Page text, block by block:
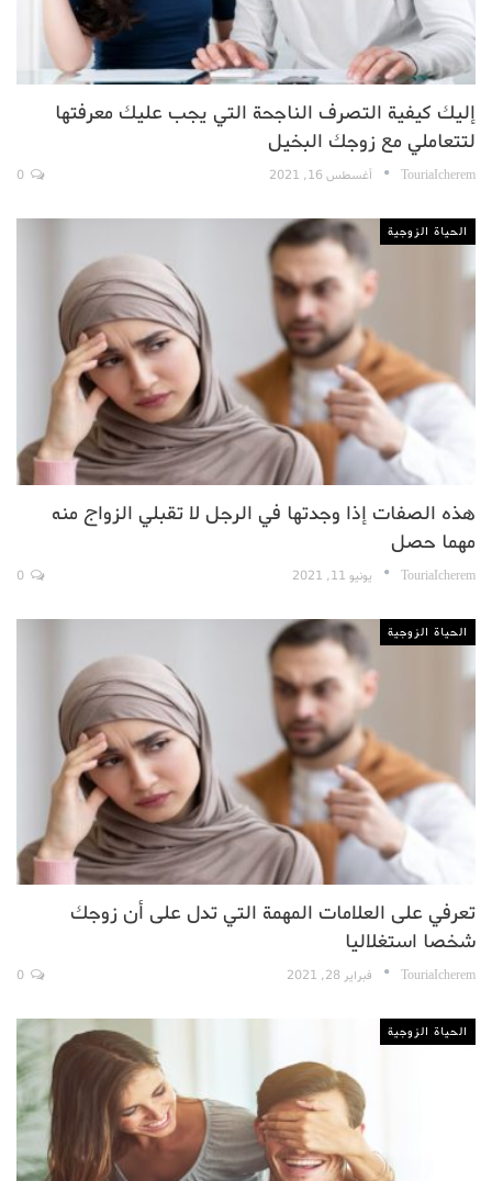
إليك كيفية التصرف الناجحة التي يجب عليك معرفتها
لتتعاملي مع زوجك البخيل
TouriaIcherem أغسطس 16, 2021
الحياة الزوجية
هذه الصفات إذا وجدتها في الرجل لا تقبلي الزواج منه
مهما حصل
TouriaIcherem يونيو 11, 2021
الحياة الزوجية
تعرفي على العلامات المهمة التي تدل على أن زوجك
شخصا استغلاليا
TouriaIcherem فبراير 28, 2021
الحياة الزوجية